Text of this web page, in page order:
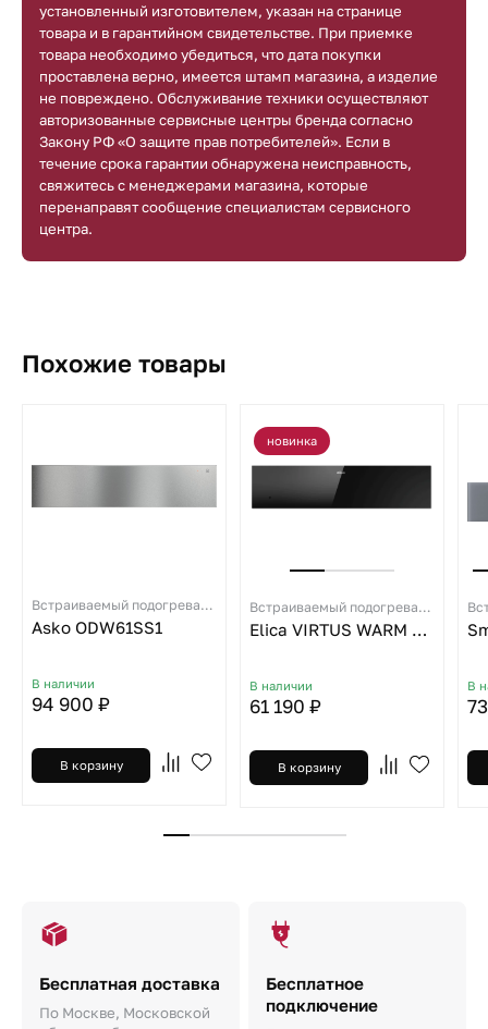
установленный изготовителем, указан на странице
товара и в гарантийном свидетельстве. При приемке
товара необходимо убедиться, что дата покупки
проставлена верно, имеется штамп магазина, а изделие
не повреждено. Обслуживание техники осуществляют
авторизованные сервисные центры бренда согласно
Закону РФ «О защите прав потребителей». Если в
течение срока гарантии обнаружена неисправность,
свяжитесь с менеджерами магазина, которые
перенаправят сообщение специалистам сервисного
центра.
Похожие товары
Встраиваемый подогреватель посуды
Asko ODW61SS1
В наличии
94 900 ₽
В корзину
новинка
Встраиваемый подогреватель посуды
Elica VIRTUS WARM DRAWER 60 PP
В наличии
61 190 ₽
В корзину
В
Бесплатная доставка
По Москве, Московской
Бесплатное
подключение